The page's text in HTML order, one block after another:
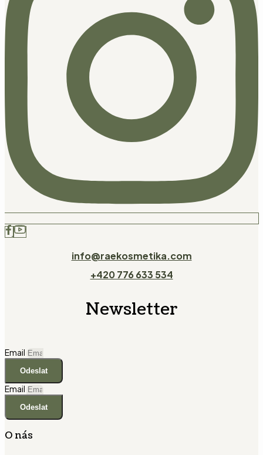
info@raekosmetika.com
+420 776 633 534
Newsletter
Email
Odeslat
Email
Odeslat
O nás